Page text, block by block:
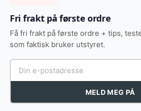
Fri frakt på første ordre
Få fri frakt på første ordre + tips,
som faktisk bruker utstyret.
MELD MEG PÅ